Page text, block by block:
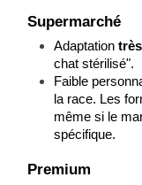
Supermarché
Adaptation
chat stérilisé".
Faible
la race. Les
même si le
spécifique.
Premium